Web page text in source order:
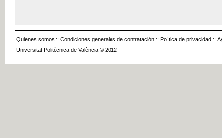
Quienes somos :: Condiciones generales de contratación :: Política de privacidad ::
Universitat Politècnica de València © 2012